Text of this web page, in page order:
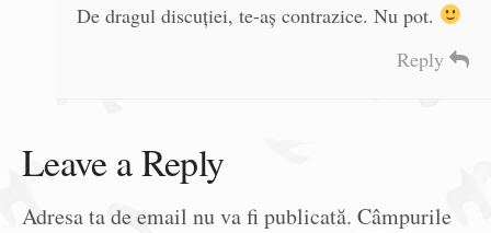
De dragul discuției, te-aș contrazice. Nu pot.
Reply
Leave a Reply
Adresa ta de email nu va fi publicată. Câmpurile